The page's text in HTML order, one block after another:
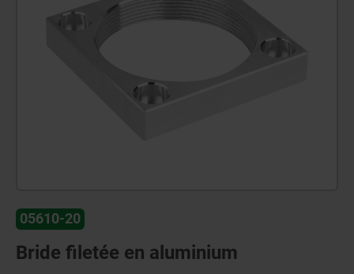
05610-20
Bride filetée en aluminium